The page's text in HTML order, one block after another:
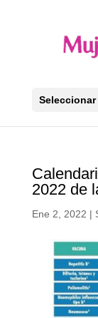
2022 de
Ene 2, 2022 |